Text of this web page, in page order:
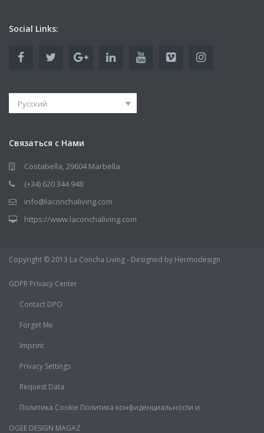
Social Links:
Русский
Связаться с Нами
Costabella, 29604 Marbella
(+34) 620 344 948
info@laconchaliving.com
https://www.laconchaliving.com
Copyright © 2013 La Concha Living - Designed by Hermodesign
GDPR Privacy Center
Contact DPO
Forget Me
Imprint
Privacy Settings
Request Data
Политика Cookie Политика конфиденциальности и
OGEE DESIGN MAGAZ